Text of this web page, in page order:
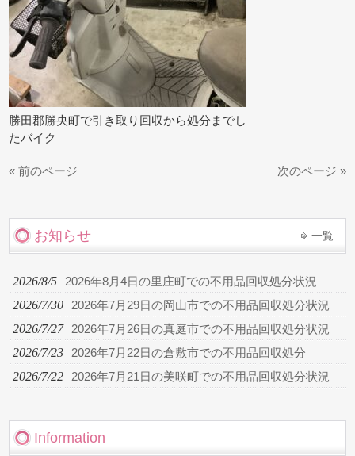
勝田郡勝央町で引き取り回収から処分までし
たバイク
« 前のページ 次のページ »
お知らせ 一覧
2026/8/5 2026年8月4日の里庄町での不用品回収処分状況
2026/7/30 2026年7月29日の岡山市での不用品回収処分状況
2026/7/27 2026年7月26日の真庭市での不用品回収処分状況
2026/7/23 2026年7月22日の倉敷市での不用品回収処分
2026/7/22 2026年7月21日の美咲町での不用品回収処分状況
Information